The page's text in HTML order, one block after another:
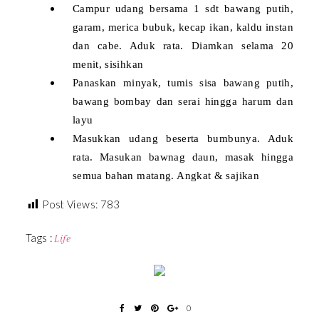
Campur udang bersama 1 sdt bawang putih,
garam, merica bubuk, kecap ikan, kaldu instan
dan cabe. Aduk rata. Diamkan selama 20
menit, sisihkan
Panaskan minyak, tumis sisa bawang putih,
bawang bombay dan serai hingga harum dan
layu
Masukkan udang beserta bumbunya. Aduk
rata. Masukan bawnag daun, masak hingga
semua bahan matang. Angkat & sajikan
Post Views: 783
Tags : Life
0